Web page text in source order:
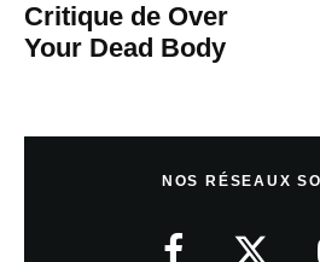
Critique de Over
Your Dead Body
NOS RÉSEAUX